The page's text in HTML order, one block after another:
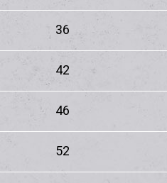
36
42
46
52